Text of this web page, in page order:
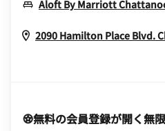
Aloft By Marriott
2090 Hamilton Place Blvd.
無料の会員登録が開く無